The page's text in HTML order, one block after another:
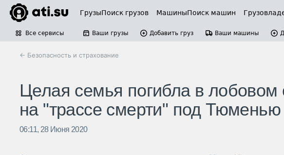
ГрузыПоиск грузов МашиныПоиск машин
Все сервисы Ваши грузы Добавить груз Ваши машины
← Безопасность и страхование
Целая семья погибла в лобовом
на "трассе смерти" под Тюменью
06:11, 28 Июня 2020